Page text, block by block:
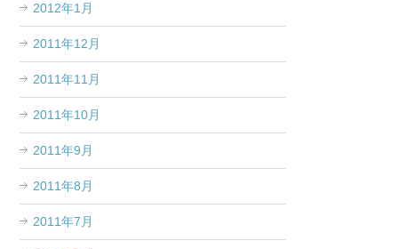
2012年1月
2011年12月
2011年11月
2011年10月
2011年9月
2011年8月
2011年7月